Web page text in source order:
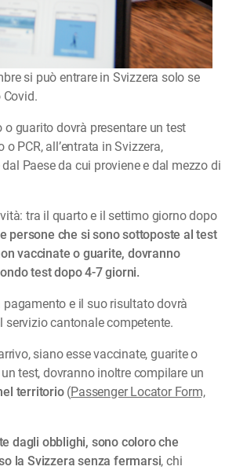
si può entrare in Svizzera solo se
o guarito dovrà presentare un test
PCR, all’entrata in Svizzera,
Paese da cui proviene e dal mezzo di
tra il quarto e il settimo giorno dopo
le persone che si sono sottoposte al test
vaccinate o guarite, dovranno
test dopo 4-7 giorni.
e il suo risultato dovrà
servizio cantonale competente.
siano esse vaccinate, guarite o
test, dovranno inoltre compilare un
territorio(Passenger Locator Form,
dagli obblighi, sono coloro che
la Svizzera senza fermarsi, chi